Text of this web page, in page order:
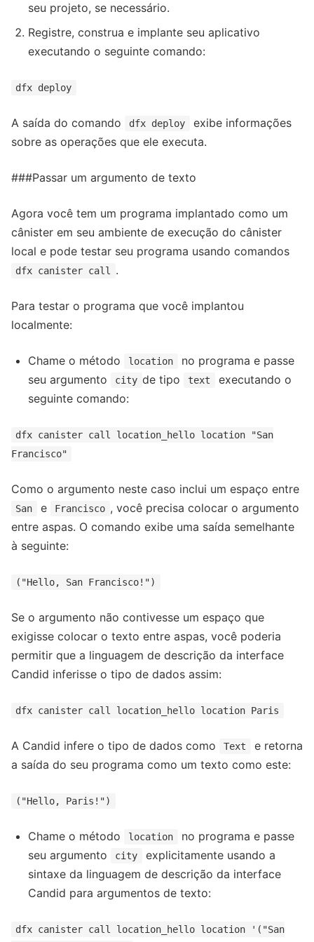
seu projeto, se necessário.
Registre, construa e implante seu aplicativo
executando o seguinte comando:
dfx deploy
A saída do comando dfx deploy
exibe informações
sobre as operações que ele executa.
###Passar um argumento de texto
Agora você tem um programa implantado como um
cânister em seu ambiente de execução do cânister
local e pode testar seu programa usando comandos
dfx canister call .
Para testar o programa que você implantou
localmente:
Chame o método location
no programa e passe
seu argumento
city de tipo text
executando o
seguinte comando:
dfx canister call location_hello location "San
Francisco"
Como o argumento neste caso inclui um espaço entre
San e Francisco , você precisa colocar o argumento
entre aspas. O comando exibe uma saída semelhante
à seguinte:
("Hello, San Francisco!")
Se o argumento não contivesse um espaço que
exigisse colocar o texto entre aspas, você poderia
permitir que a linguagem de descrição da interface
Candid inferisse o tipo de dados assim:
dfx canister call location_hello location Paris
A Candid infere o tipo de dados como Text
e retorna
a saída do seu programa como um texto como este:
("Hello, Paris!")
Chame o método location
no programa e passe
seu argumento
city
explicitamente usando a
sintaxe da linguagem de descrição da interface
Candid para argumentos de texto:
dfx canister call location_hello location '("San